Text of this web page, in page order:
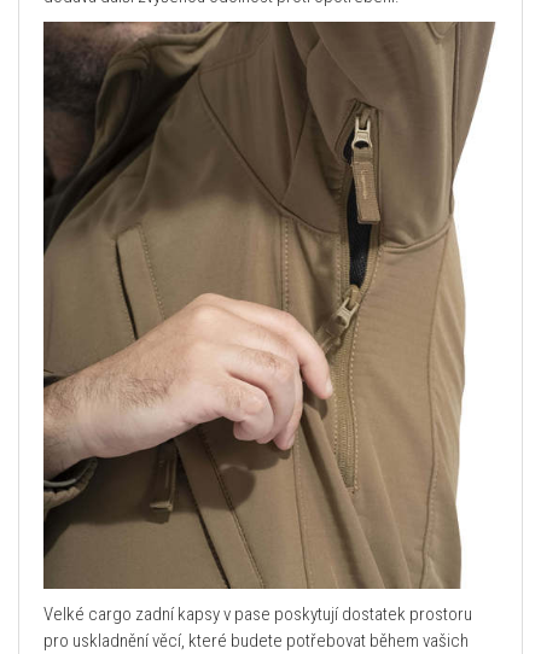
Velké cargo zadní kapsy v pase poskytují dostatek prostoru
pro uskladnění věcí, které budete potřebovat během vašich